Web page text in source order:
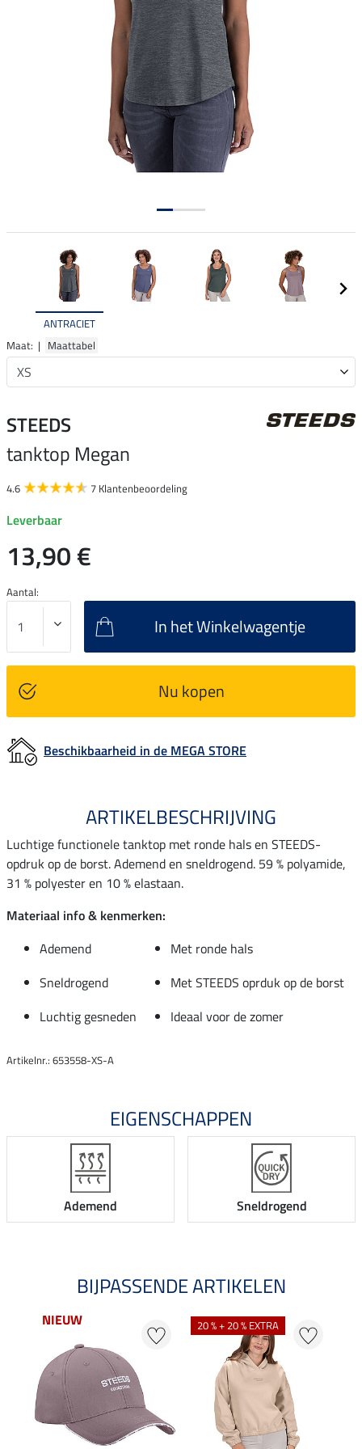
ANTRACIET
Maat: | Maattabel
STEEDS
tanktop Megan
4.6 7 Klantenbeoordeling
Leverbaar
13,90 €
Aantal:
In het Winkelwagentje
Nu kopen
Beschikbaarheid in de MEGA STORE
ARTIKELBESCHRIJVING
Luchtige functionele tanktop met ronde hals en STEEDS-
opdruk op de borst. Ademend en sneldrogend. 59 % polyamide,
31 % polyester en 10 % elastaan.
Materiaal info & kenmerken:
Ademend
Met ronde hals
Sneldrogend
Met STEEDS oprduk op de borst
Luchtig gesneden
Ideaal voor de zomer
Artikelnr.: 653558-XS-A
EIGENSCHAPPEN
Ademend Sneldrogend
BIJPASSENDE ARTIKELEN
NIEUW 20 % + 20 % EXTRA